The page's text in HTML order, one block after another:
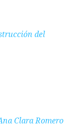
del
Clara Romero